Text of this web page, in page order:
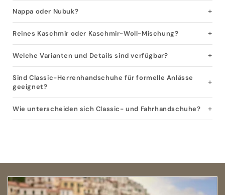
Nappa oder Nubuk?
Reines Kaschmir oder Kaschmir-Woll-Mischung?
Welche Varianten und Details sind verfügbar?
Sind Classic-Herrenhandschuhe für formelle Anlässe
geeignet?
Wie unterscheiden sich Classic- und Fahrhandschuhe?